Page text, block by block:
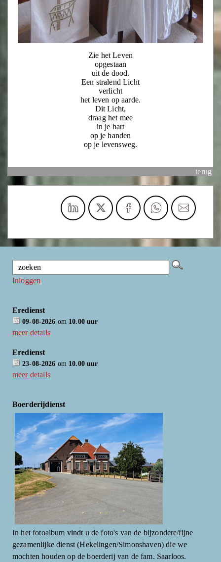
Zie het Leven
opgestaan
uit de dood.
Een stralend Licht
verlicht
het leven op aarde.
Dit Licht,
draag het mee
in je hart
op je handen
op je levensweg.
terug
Inloggen
Eredienst
09-08-2026 om 10.00 uur
meer details
Eredienst
23-08-2026 om 10.00 uur
meer details
Boerderijdienst
In het fotoalbum vindt u de foto's van de bijzondere/fijne
gezamenlijke dienst (Hekelingen/Simonshaven) die we
mochten houden op de boerderij van de fam. Saarloos.